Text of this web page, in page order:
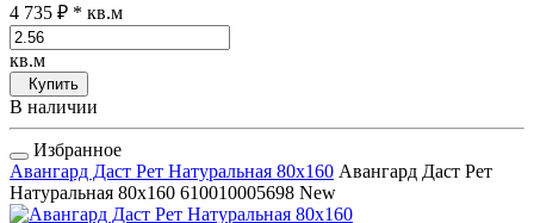
4 735 ₽ * кв.м
кв.м
Купить
В наличии
Избранное
Авангард Даст Рет Натуральная 80x160 Авангард Даст Рет
Натуральная 80x160 610010005698 New